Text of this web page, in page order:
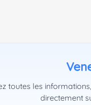
toutes les
directement